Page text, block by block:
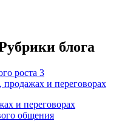
блога
роста 3
продажах и переговорах
и переговорах
общения